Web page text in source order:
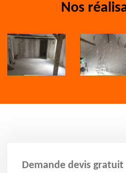
Nos
Demande devis gratuit